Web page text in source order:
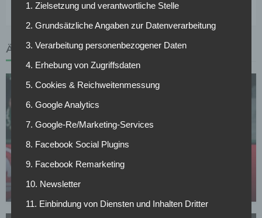
ÄHNLICHE ARTIKEL
BAYER 04 LEVERKUSEN
Leverkusen: Weitere Top-Verstärkung aus der La
03.05.2026
1. Zielsetzung und verantwortliche Stelle
2. Grundsätzliche Angaben zur Datenverarbeitung
3. Verarbeitung personenbezogener Daten
4. Erhebung von Zugriffsdaten
5. Cookies & Reichweitenmessung
6. Google Analytics
7. Google-Re/Marketing-Services
8. Facebook Social Plugins
9. Facebook Remarketing
10. Newsletter
11. Einbindung von Diensten und Inhalten Dritter